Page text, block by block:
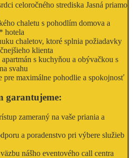
celoročného strediska Jasná priamo
chaletu s pohodlím domova a
hotela
chaletov, ktoré splnia požiadavky
klienta
s kuchyňou a obývačkou s
svahu
pre maximálne pohodlie a spokojnosť
garantujeme:
zameraný na vaše priania a
a poradenstvo pri výbere služieb
nášho eventového call centra